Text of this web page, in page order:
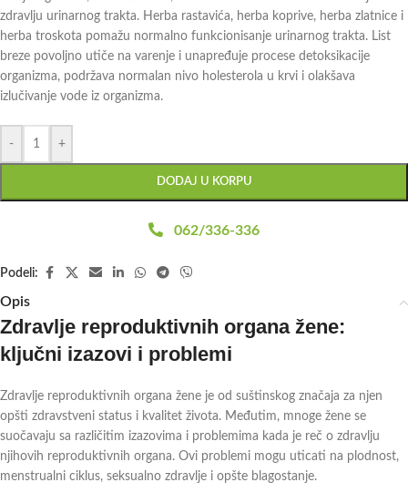
zdravlju urinarnog trakta. Herba rastavića, herba koprive, herba zlatnice i
herba troskota pomažu normalno funkcionisanje urinarnog trakta. List
breze povoljno utiče na varenje i unapređuje procese detoksikacije
organizma, podržava normalan nivo holesterola u krvi i olakšava
izlučivanje vode iz organizma.
- +
DODAJ U KORPU
062/336-336
Podeli:
Opis
Zdravlje reproduktivnih organa žene:
ključni izazovi i problemi
Zdravlje reproduktivnih organa žene je od suštinskog značaja za njen
opšti zdravstveni status i kvalitet života. Međutim, mnoge žene se
suočavaju sa različitim izazovima i problemima kada je reč o zdravlju
njihovih reproduktivnih organa. Ovi problemi mogu uticati na plodnost,
menstrualni ciklus, seksualno zdravlje i opšte blagostanje.